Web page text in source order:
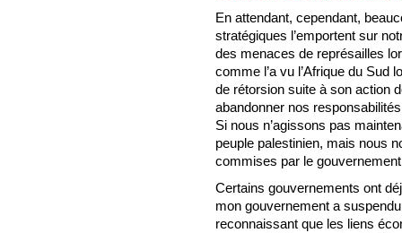
En attendant, cependant,
stratégiques l’emportent sur
des menaces de représailles
comme l’a vu l’Afrique du
de rétorsion suite à son action
abandonner nos
Si nous n’agissons pas
peuple palestinien, mais nous
commises par le
Certains gouvernements ont
mon gouvernement a
reconnaissant que les liens